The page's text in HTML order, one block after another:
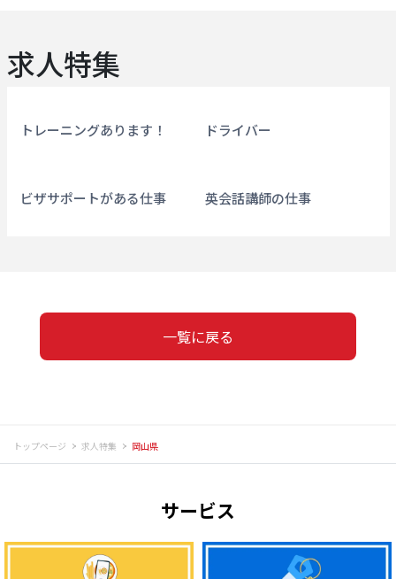
求人特集
トレーニングあります！ ドライバー
ビザサポートがある仕事 英会話講師の仕事
一覧に戻る
トップページ 求人特集 岡山県
サービス